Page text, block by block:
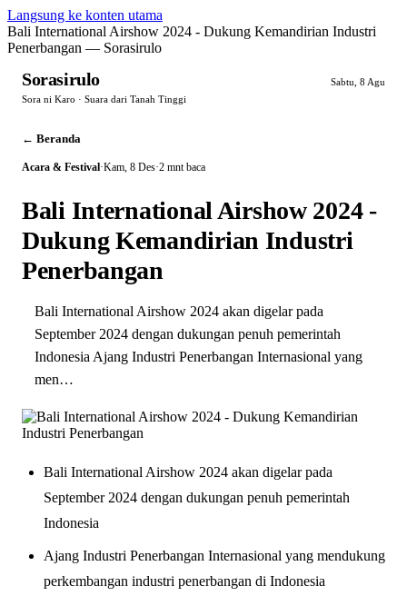
Langsung ke konten utama
Bali International Airshow 2024 - Dukung Kemandirian Industri
Penerbangan — Sorasirulo
Sorasirulo
Sabtu, 8 Agu
Sora ni Karo · Suara dari Tanah Tinggi
← Beranda
Acara & Festival·Kam, 8 Des·2 mnt baca
Bali International Airshow 2024 -
Dukung Kemandirian Industri
Penerbangan
Bali International Airshow 2024 akan digelar pada
September 2024 dengan dukungan penuh pemerintah
Indonesia Ajang Industri Penerbangan Internasional yang
men…
Bali International Airshow 2024 akan digelar pada
September 2024 dengan dukungan penuh pemerintah
Indonesia
Ajang Industri Penerbangan Internasional yang mendukung
perkembangan industri penerbangan di Indonesia